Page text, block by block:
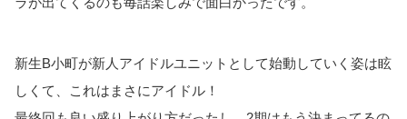
新生B小町が新人アイドルユニットとして始動していく姿は眩
しくて、これはまさにアイドル！